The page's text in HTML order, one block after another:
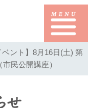
ベント】8月16日(土) 第
民公開講座）